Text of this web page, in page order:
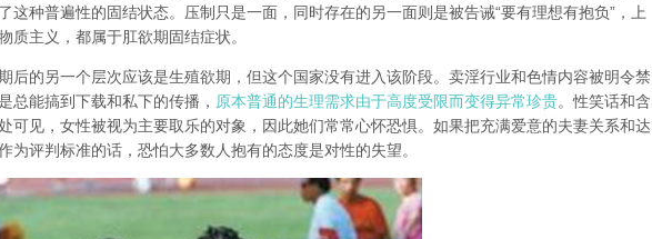
这种普遍性的固结状态。压制只是一面，同时存在的另一面则是被告诫“要有理想有抱负” ，上
质主义，都属于肛欲期固结症状。
后的另一个层次应该是生殖欲期 ，但这个国家没有进入该阶段。卖淫行业和色情内容被明令禁
总能搞到下载和私下的传播， 原本普通的生理需求由于高度受限而变得异常珍贵。性笑话和含
可见，女性被视为主要取乐的对象，因此她们常常心怀恐惧。如果把充满爱意的夫妻关系和达
为评判标准的话，恐怕大多数人抱有的态度是对性的失望。